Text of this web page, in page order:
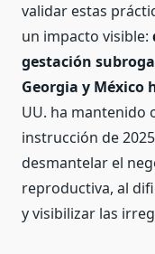
validar estas
un impacto visible:
gestación
Georgia y México
UU. ha mantenido
instrucción de
desmantelar el
reproductiva, al
y visibilizar las